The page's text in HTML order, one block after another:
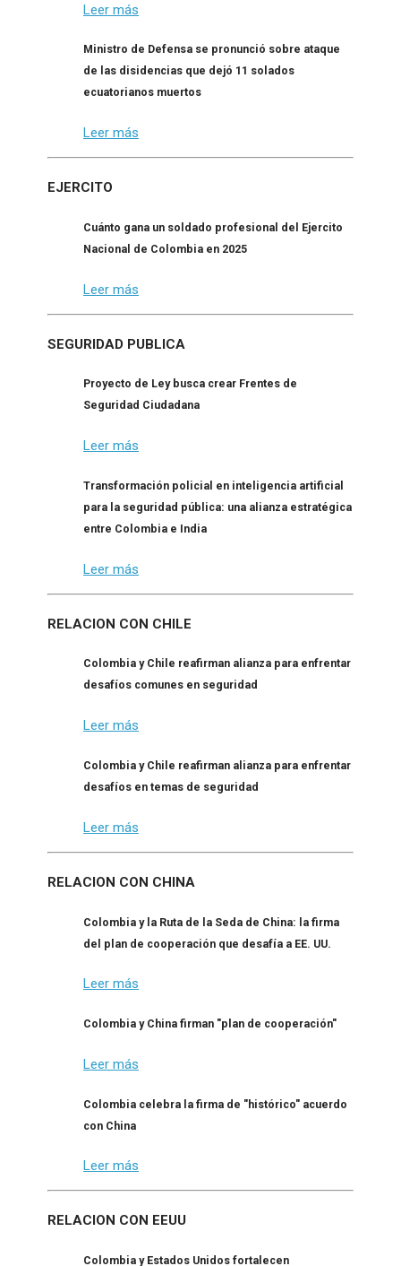
Leer más
Ministro de Defensa se pronunció sobre ataque
de las disidencias que dejó 11 solados
ecuatorianos muertos
Leer más
EJERCITO
Cuánto gana un soldado profesional del Ejercito
Nacional de Colombia en 2025
Leer más
SEGURIDAD PUBLICA
Proyecto de Ley busca crear Frentes de
Seguridad Ciudadana
Leer más
Transformación policial en inteligencia artificial
para la seguridad pública: una alianza estratégica
entre Colombia e India
Leer más
RELACION CON CHILE
Colombia y Chile reafirman alianza para enfrentar
desafíos comunes en seguridad
Leer más
Colombia y Chile reafirman alianza para enfrentar
desafíos en temas de seguridad
Leer más
RELACION CON CHINA
Colombia y la Ruta de la Seda de China: la firma
del plan de cooperación que desafía a EE. UU.
Leer más
Colombia y China firman "plan de cooperación"
Leer más
Colombia celebra la firma de "histórico" acuerdo
con China
Leer más
RELACION CON EEUU
Colombia y Estados Unidos fortalecen